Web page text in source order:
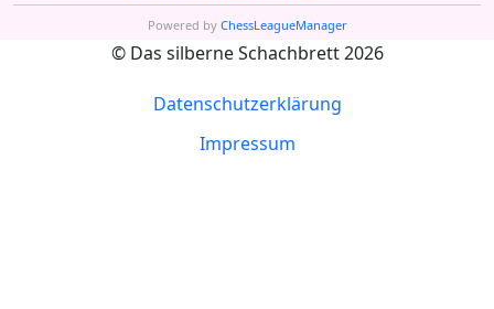
Powered by ChessLeagueManager
© Das silberne Schachbrett 2026
Datenschutzerklärung
Impressum